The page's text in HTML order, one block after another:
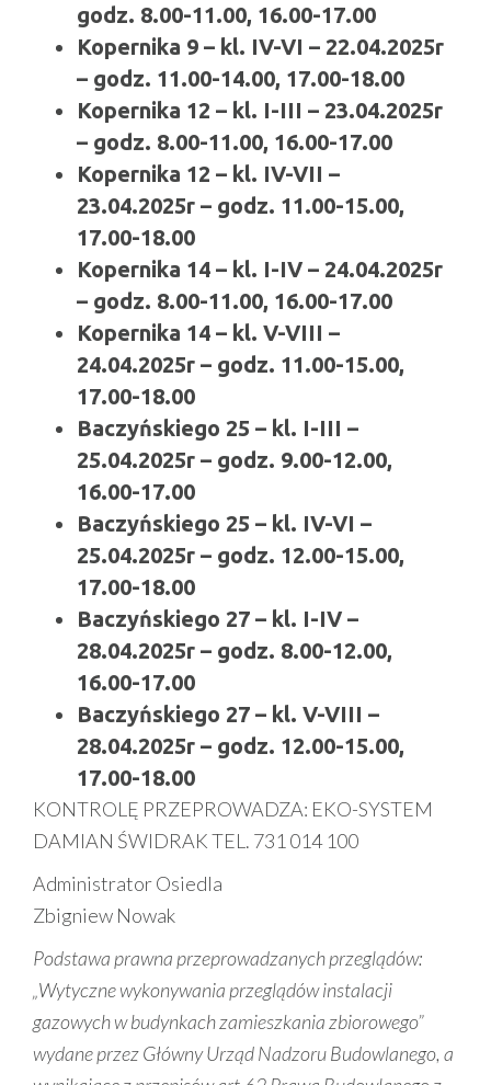
godz. 8.00-11.00, 16.00-17.00
Kopernika 9 – kl. IV-VI – 22.04.2025r
– godz. 11.00-14.00, 17.00-18.00
Kopernika 12 – kl. I-III – 23.04.2025r
– godz. 8.00-11.00, 16.00-17.00
Kopernika 12 – kl. IV-VII –
23.04.2025r – godz. 11.00-15.00,
17.00-18.00
Kopernika 14 – kl. I-IV – 24.04.2025r
– godz. 8.00-11.00, 16.00-17.00
Kopernika 14 – kl. V-VIII –
24.04.2025r – godz. 11.00-15.00,
17.00-18.00
Baczyńskiego 25 – kl. I-III –
25.04.2025r – godz. 9.00-12.00,
16.00-17.00
Baczyńskiego 25 – kl. IV-VI –
25.04.2025r – godz. 12.00-15.00,
17.00-18.00
Baczyńskiego 27 – kl. I-IV –
28.04.2025r – godz. 8.00-12.00,
16.00-17.00
Baczyńskiego 27 – kl. V-VIII –
28.04.2025r – godz. 12.00-15.00,
17.00-18.00
KONTROLĘ PRZEPROWADZA: EKO-SYSTEM
DAMIAN ŚWIDRAK TEL. 731 014 100
Administrator Osiedla
Zbigniew Nowak
Podstawa prawna przeprowadzanych przeglądów:
„Wytyczne wykonywania przeglądów instalacji
gazowych w budynkach zamieszkania zbiorowego”
wydane przez Główny Urząd Nadzoru Budowlanego, a